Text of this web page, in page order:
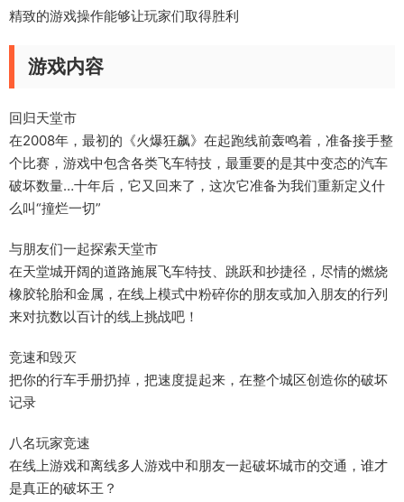
精致的游戏操作能够让玩家们取得胜利
游戏内容
回归天堂市
在2008年，最初的《火爆狂飙》在起跑线前轰鸣着，准备接手整
个比赛，游戏中包含各类飞车特技，最重要的是其中变态的汽车
破坏数量…十年后，它又回来了，这次它准备为我们重新定义什
么叫“撞烂一切”
与朋友们一起探索天堂市
在天堂城开阔的道路施展飞车特技、跳跃和抄捷径，尽情的燃烧
橡胶轮胎和金属，在线上模式中粉碎你的朋友或加入朋友的行列
来对抗数以百计的线上挑战吧！
竞速和毁灭
把你的行车手册扔掉，把速度提起来，在整个城区创造你的破坏
记录
八名玩家竞速
在线上游戏和离线多人游戏中和朋友一起破坏城市的交通，谁才
是真正的破坏王？